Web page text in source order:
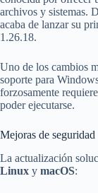
archivos y sistemas.
acaba de lanzar su
1.26.18.
Uno de los cambios
soporte para
forzosamente
poder ejecutarse.
Mejoras de seguridad
La actualización
Linux y macOS: